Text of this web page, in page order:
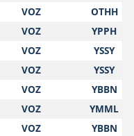
VOZ
OTHH
VOZ
YPPH
VOZ
YSSY
VOZ
YSSY
VOZ
YBBN
VOZ
YMML
VOZ
YBBN